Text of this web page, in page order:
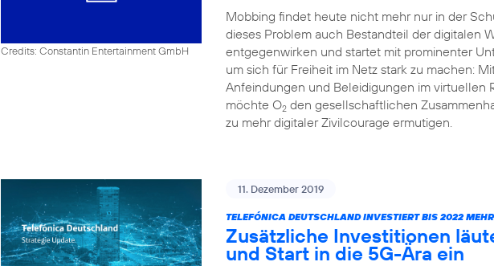
Credits: Constantin Entertainment GmbH
Mobbing findet heute nicht mehr nur in der
dieses Problem auch Bestandteil der digitalen
entgegenwirken und startet mit prominenter
um sich für Freiheit im Netz stark zu machen:
Anfeindungen und Beleidigungen im virtuellen
möchte O2 den gesellschaftlichen
zu mehr digitaler Zivilcourage ermutigen.
11. Dezember 2019
TELEFÓNICA DEUTSCHLAND INVESTIERT BIS 2022
Zusätzliche Investitionen
und Start in die 5G-Ära ein